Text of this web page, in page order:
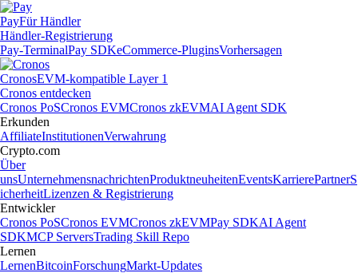
PayFür Händler
Händler-Registrierung
Pay-TerminalPay SDKeCommerce-PluginsVorhersagen
CronosEVM-kompatible Layer 1
Cronos entdecken
Cronos PoSCronos EVMCronos zkEVMAI Agent SDK
Erkunden
AffiliateInstitutionenVerwahrung
Crypto.com
Über
unsUnternehmensnachrichtenProduktneuheitenEventsKarrierePartnerS
icherheitLizenzen & Registrierung
Entwickler
Cronos PoSCronos EVMCronos zkEVMPay SDKAI Agent
SDKMCP ServersTrading Skill Repo
Lernen
LernenBitcoinForschungMarkt-Updates